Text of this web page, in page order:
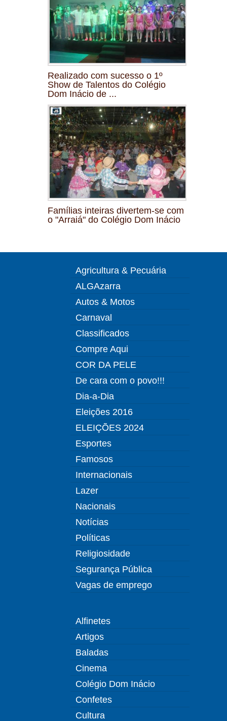
Realizado com sucesso o 1º
Show de Talentos do Colégio
Dom Inácio de ...
Famílias inteiras divertem-se com
o "Arraiá" do Colégio Dom Inácio
Agricultura & Pecuária
ALGAzarra
Autos & Motos
Carnaval
Classificados
Compre Aqui
COR DA PELE
De cara com o povo!!!
Dia-a-Dia
Eleições 2016
ELEIÇÕES 2024
Esportes
Famosos
Internacionais
Lazer
Nacionais
Notícias
Políticas
Religiosidade
Segurança Pública
Vagas de emprego
Alfinetes
Artigos
Baladas
Cinema
Colégio Dom Inácio
Confetes
Cultura